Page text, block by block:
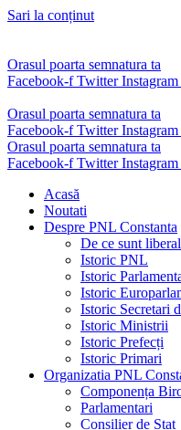
Sari la conținut
Orasul poarta semnatura ta
Facebook-f Twitter Instagram
Orasul poarta semnatura ta
Facebook-f Twitter Instagram
Orasul poarta semnatura ta
Facebook-f Twitter Instagram
Acasă
Noutati
Despre PNL Constanta
De ce sunt
Istoric PNL
Istoric
Istoric
Istoric Secretari
Istoric Ministrii
Istoric Prefecți
Istoric Primari
Organizatia PNL
Componența
Parlamentari
Consilier de Stat